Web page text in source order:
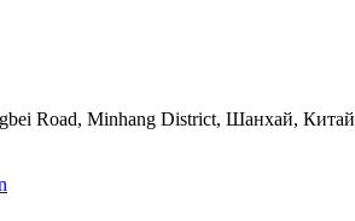
Road, Minhang District, Шанхай, Китай